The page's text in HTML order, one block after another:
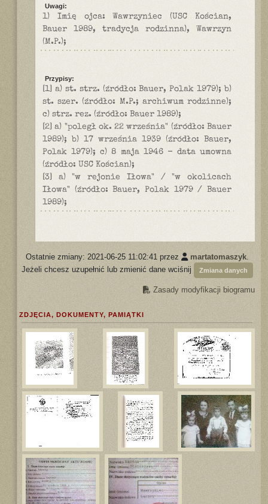
Uwagi:
1) Imię ojca: Wawrzyniec (USC Kościan,
Bauer 1989, tradycja rodzinna), Wawrzyn
(M.P.);
Przypisy:
[1] a) st. strz. (źródło: Bauer, Polak 1979); b)
st. szer. (źródło: M.P.; archiwum rodzinne);
c) strz. rez. (źródło: Bauer 1989);
[2] a) "poległ ok. 22 września" (źródło: Bauer
1989); b) 17 września 1939 (źródło: Bauer,
Polak 1979); c) 8 maja 1946 - data umowna
(źródło: USC Kościan);
[3] a) "w rejonie Iłowa" / "w okolicach
Iłowa" (źródło: Bauer, Polak 1979 / Bauer
1989);
Ostatnie zmiany: 2021-06-25 11:02:41 przez martatomaszyk.
Jeżeli chcesz uzupełnić lub zmienić dane wciśnij
Zmiana danych
Zasady modyfikacji biogramu
ZDJĘCIA, DOKUMENTY, PAMIĄTKI